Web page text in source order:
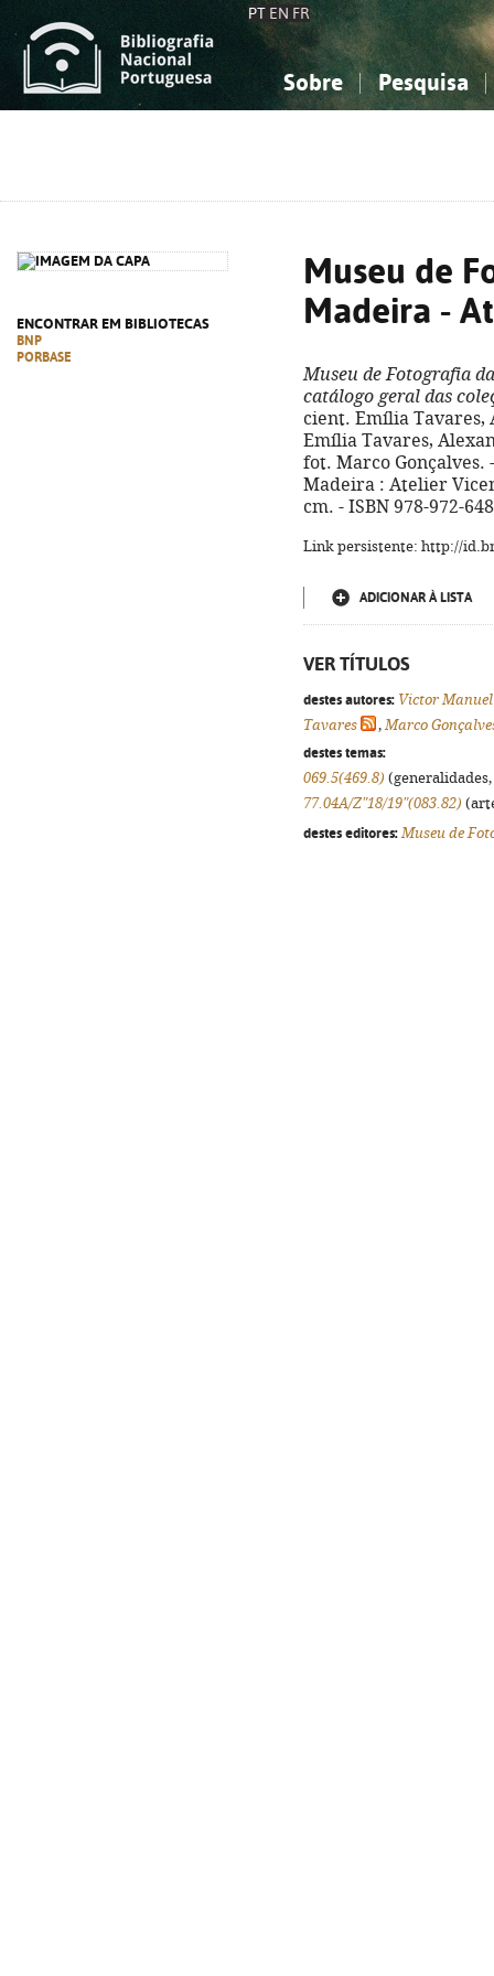
PT EN FR
Sobre Pesquisa
ENCONTRAR EM BIBLIOTECAS
BNP
PORBASE
Museu de
Madeira -
Museu de Fotografia
catálogo geral das
cient. Emília Tavares,
Emília Tavares,
fot. Marco Gonçalves.
Madeira : Atelier
cm. - ISBN 978-972-
Link persistente: http://
ADICIONAR À LISTA
VER TÍTULOS
destes autores: Victor Manuel
Tavares
,Marco
destes temas:
069.5(469.8)
77.04A/Z"18/19"(083.82)
destes editores: Museu de